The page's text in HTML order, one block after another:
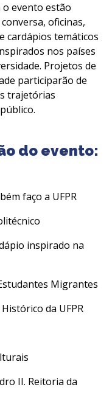
evento estão
oficinas,
cardápios temáticos
nos países
Projetos de
participarão de
trajetórias
do evento:
faço a UFPR
inspirado na
Migrantes
da UFPR
II. Reitoria da